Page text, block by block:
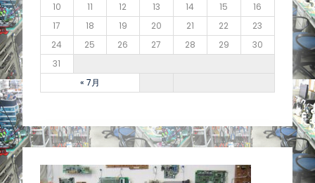
« 7月
10
11 12 13 14 15
16
17
18 19 20 21 22
23
24
25 26 27 28 29
30
31